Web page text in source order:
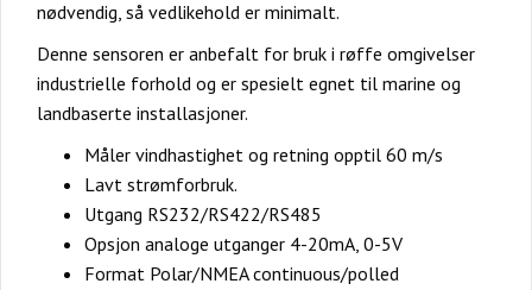
nødvendig, så vedlikehold er minimalt.
Denne sensoren er anbefalt for bruk i røffe omgivelser
industrielle forhold og er spesielt egnet til marine og
landbaserte installasjoner.
Måler vindhastighet og retning opptil 60 m/s
Lavt strømforbruk.
Utgang RS232/RS422/RS485
Opsjon analoge utganger 4-20mA, 0-5V
Format Polar/NMEA continuous/polled